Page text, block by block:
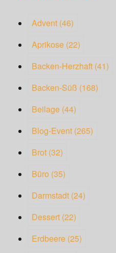
Advent (46)
Aprikose (22)
Backen-Herzhaft (41)
Backen-Süß (168)
Beilage (44)
Blog-Event (265)
Brot (32)
Büro (35)
Darmstadt (24)
Dessert (22)
Erdbeere (25)